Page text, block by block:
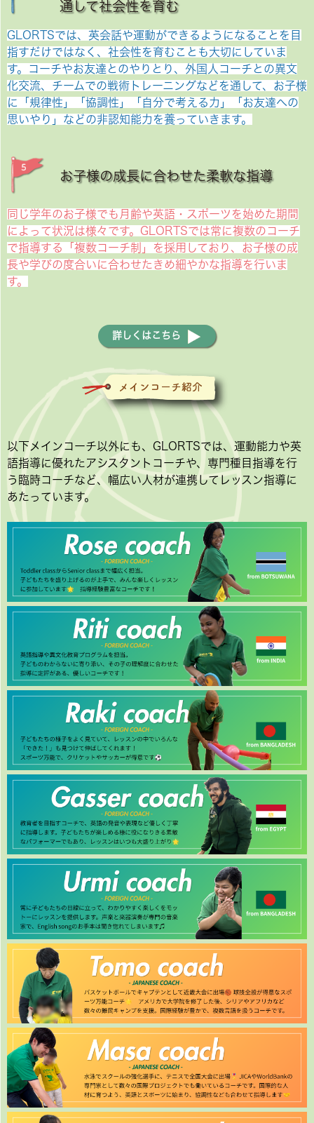
通して社会性を育む
GLORTSでは、英会話や運動ができるようになることを目
指すだけではなく、社会性を育むことも大切にしていま
す。コーチやお友達とのやりとり、外国人コーチとの異文
化交流、チームでの戦術トレーニングなどを通して、お子様
に「規律性」「協調性」「自分で考える力」「お友達への
思いやり」などの非認知能力を養っていきます。
お子様の成長に合わせた柔軟な指導
同じ学年のお子様でも月齢や英語・スポーツを始めた期間
によって状況は様々です。GLORTSでは常に複数のコーチ
で指導する「複数コーチ制」を採用しており、お子様の成
長や学びの度合いに合わせたきめ細やかな指導を行いま
す。
詳しくはこちら
以下メインコーチ以外にも、GLORTSでは、運動能力や英
語指導に優れたアシスタントコーチや、専門種目指導を行
う臨時コーチなど、幅広い人材が連携してレッスン指導に
あたっています。